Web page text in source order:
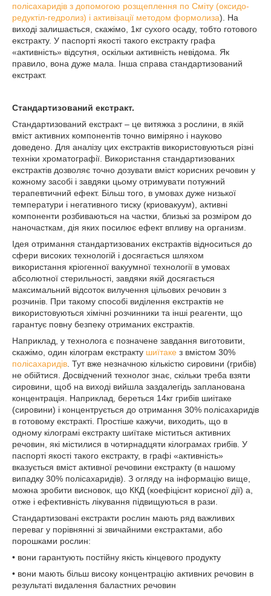
полісахаридів з допомогою розщеплення по Сміту (оксидо-
редуктіл-гедролиз) і активізації методом формолиза). На
виході залишається, скажімо, 1кг сухого осаду, тобто готового
екстракту. У паспорті якості такого екстракту графа
«активність» відсутня, оскільки активність невідома. Як
правило, вона дуже мала. Інша справа стандартизований
екстракт.
Стандартизований екстракт.
Стандартизований екстракт – це витяжка з рослини, в якій
вміст активних компонентів точно виміряно і науково
доведено. Для аналізу цих екстрактів використовуються різні
техніки хроматографії. Використання стандартизованих
екстрактів дозволяє точно дозувати вміст корисних речовин у
кожному засобі і завдяки цьому отримувати потужний
терапевтичний ефект. Більш того, в умовах дуже низької
температури і негативного тиску (криовакуум), активні
компоненти розбиваються на частки, близькі за розміром до
наночасткам, дія яких посилює ефект впливу на организм.
Ідея отримання стандартизованих екстрактів відноситься до
сфери високих технологій і досягається шляхом
використання кріогенної вакуумної технології в умовах
абсолютної стерильності, завдяки якій досягається
максимальний відсоток вилучення цільових речовин з
розчинів. При такому способі виділення екстрактів не
використовуються хімічні розчинники та інші реагенти, що
гарантує повну безпеку отриманих екстрактів.
Наприклад, у технолога є позначене завдання виготовити,
скажімо, один кілограм екстракту шиїтаке з вмістом 30%
полісахаридів . Тут вже незначною кількістю сировини (грибів)
не обійтися. Досвідчений технолог знає, скільки треба взяти
сировини, щоб на виході вийшла заздалегідь запланована
концентрація. Наприклад, береться 14кг грибів шиітаке
(сировини) і концентрується до отримання 30% полісахаридів
в готовому екстракті. Простіше кажучи, виходить, що в
одному кілограмі екстракту шиїтаке міститься активних
речовин, які містилися в чотирнадцяти кілограмах грибів. У
паспорті якості такого екстракту, в графі «активність»
вказується вміст активної речовини екстракту (в нашому
випадку 30% полісахаридів). З огляду на інформацію вище,
можна зробити висновок, що ККД (коефіцієнт корисної дії) а,
отже і ефективність лікування підвищуються в рази.
Стандартизовані екстракти рослин мають ряд важливих
переваг у порівнянні зі звичайними екстрактами, або
порошками рослин:
• вони гарантують постійну якість кінцевого продукту
• вони мають більш високу концентрацію активних речовин в
результаті видалення баластних речовин